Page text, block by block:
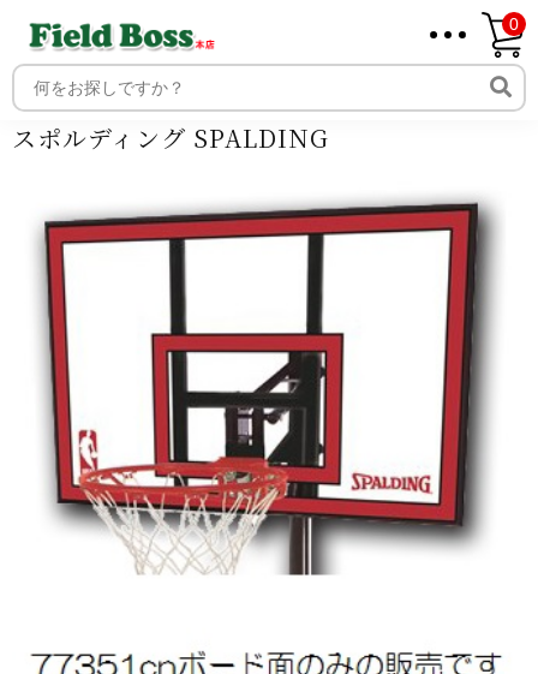
ホーム
ログイン
新規会員登録
ご利用案内
0
ホーム 商品 商品ジャンル
バスケットボ
ール
ゴール 家庭用ゴール
スポルディング SPALDING